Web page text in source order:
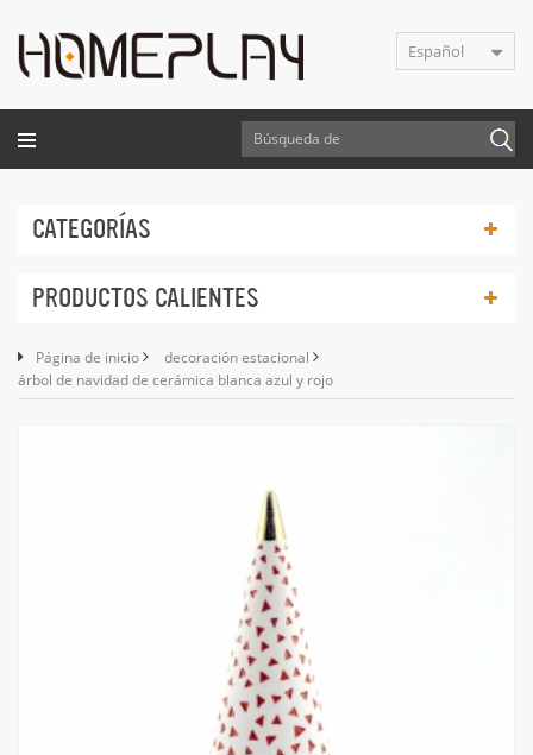
Español
CATEGORÍAS
PRODUCTOS CALIENTES
Página de inicio
decoración estacional
árbol de navidad de cerámica blanca azul y rojo